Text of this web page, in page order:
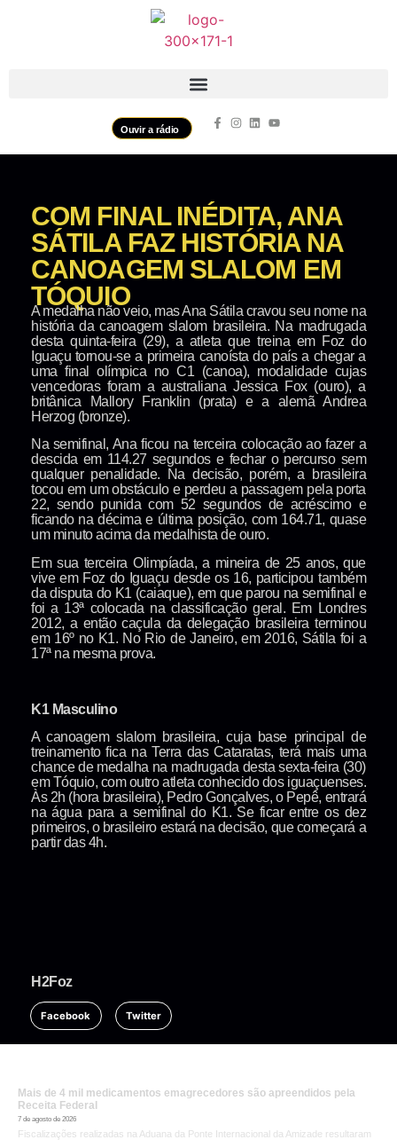
Ouvir a rádio
COM FINAL INÉDITA, ANA
SÁTILA FAZ HISTÓRIA NA
CANOAGEM SLALOM EM
TÓQUIO
A medalha não veio, mas Ana Sátila cravou seu nome na
história da canoagem slalom brasileira. Na madrugada
desta quinta-feira (29), a atleta que treina em Foz do
Iguaçu tornou-se a primeira canoísta do país a chegar a
uma final olímpica no C1 (canoa), modalidade cujas
vencedoras foram a australiana Jessica Fox (ouro), a
britânica Mallory Franklin (prata) e a alemã Andrea
Herzog (bronze).
Na semifinal, Ana ficou na terceira colocação ao fazer a
descida em 114.27 segundos e fechar o percurso sem
qualquer penalidade. Na decisão, porém, a brasileira
tocou em um obstáculo e perdeu a passagem pela porta
22, sendo punida com 52 segundos de acréscimo e
ficando na décima e última posição, com 164.71, quase
um minuto acima da medalhista de ouro.
Em sua terceira Olimpíada, a mineira de 25 anos, que
vive em Foz do Iguaçu desde os 16, participou também
da disputa do K1 (caiaque), em que parou na semifinal e
foi a 13ª colocada na classificação geral. Em Londres
2012, a então caçula da delegação brasileira terminou
em 16º no K1. No Rio de Janeiro, em 2016, Sátila foi a
17ª na mesma prova.
K1 Masculino
A canoagem slalom brasileira, cuja base principal de
treinamento fica na Terra das Cataratas, terá mais uma
chance de medalha na madrugada desta sexta-feira (30)
em Tóquio, com outro atleta conhecido dos iguaçuenses.
Às 2h (hora brasileira), Pedro Gonçalves, o Pepê, entrará
na água para a semifinal do K1. Se ficar entre os dez
primeiros, o brasileiro estará na decisão, que começará a
partir das 4h.
H2Foz
Facebook Twitter
Mais de 4 mil medicamentos emagrecedores são apreendidos pela
Receita Federal
7 de agosto de 2026
Fiscalizações realizadas na Aduana da Ponte Internacional da Amizade resultaram